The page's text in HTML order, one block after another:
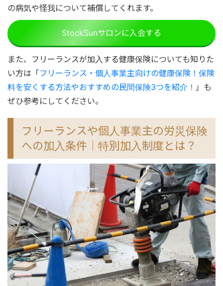
の病気や怪我について補償してくれます。
StockSunサロンに入会する
また、フリーランスが加入する健康保険についても知りた
い方は「フリーランス・個人事業主向けの健康保険！保険
料を安くする方法やおすすめの民間保険3つを紹介！ 」も
ぜひ参考にしてください。
フリーランスや個人事業主の労災保険
への加入条件｜特別加入制度とは？